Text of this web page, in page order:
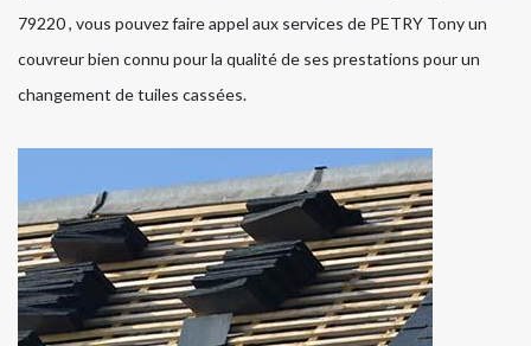
79220 , vous pouvez faire appel aux services de PETRY Tony un
couvreur bien connu pour la qualité de ses prestations pour un
changement de tuiles cassées.